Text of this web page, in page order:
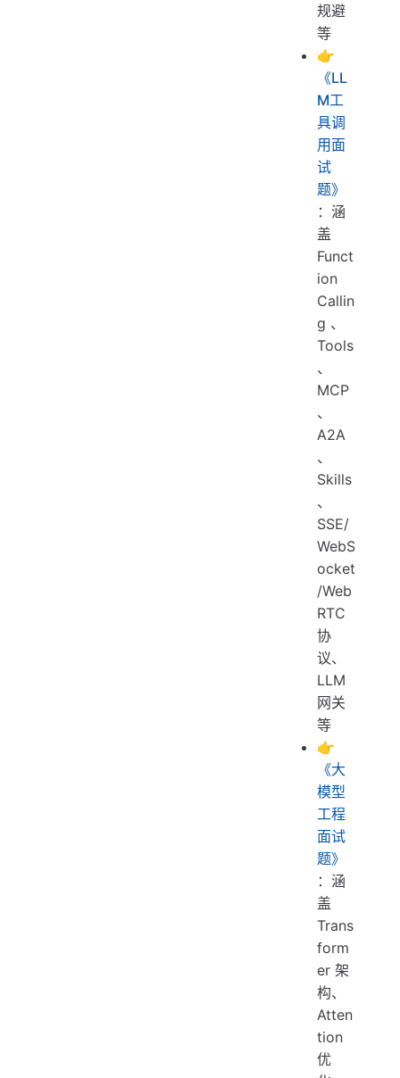
规避
等
👉
《LL
M工
具调
用面
试
题》
：涵
盖
Funct
ion
Callin
g 、
Tools
、
MCP
、
A2A
、
Skills
、
SSE/
WebS
ocket
/Web
RTC
协
议、
LLM
网关
等
👉
《大
模型
工程
面试
题》
：涵
盖
Trans
form
er 架
构、
Atten
tion
优